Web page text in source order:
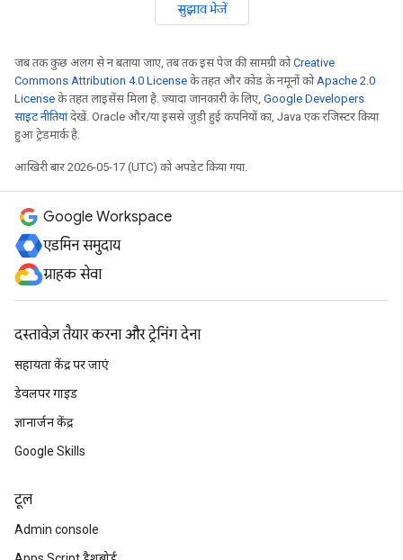
सुझाव भेजें
जब तक कुछ अलग से न बताया जाए, तब तक इस पेज की सामग्री कोCreative
Commons Attribution 4.0 License के तहत और कोड के नमूनों कोApache 2.0
License के तहत लाइसेंस मिला है. ज़्यादा जानकारी के लिए, Google Developers
साइट नीतियांदेखें. Oracle और/या इससे जुड़ी हुई कंपनियों का, Java एक रजिस्टर किया
हुआ ट्रेडमार्क है.
आखिरी बार 2026-05-17 (UTC) को अपडेट किया गया.
Google Workspace
एडमिन समुदाय
ग्राहक सेवा
दस्तावेज़ तैयार करना और ट्रेनिंग देना
सहायता केंद्र पर जाएं
डेवलपर गाइड
ज्ञानार्जन केंद्र
Google Skills
टूल
Admin console